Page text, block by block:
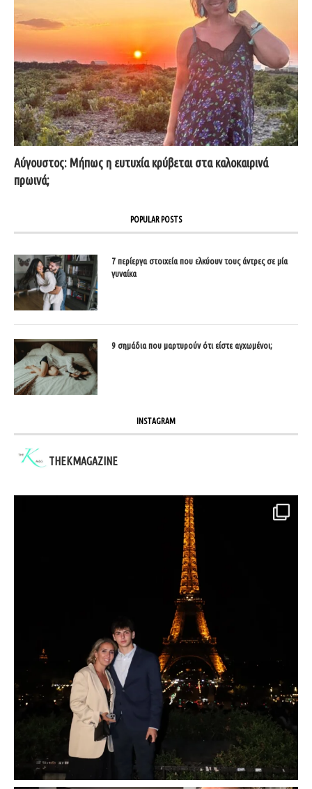
Αύγουστος: Μήπως η ευτυχία κρύβεται στα καλοκαιρινά
πρωινά;
POPULAR POSTS
7 περίεργα στοιχεία που ελκύουν τους άντρες σε μία
γυναίκα
9 σημάδια που μαρτυρούν ότι είστε αγχωμένοι;
INSTAGRAM
THEKMAGAZINE